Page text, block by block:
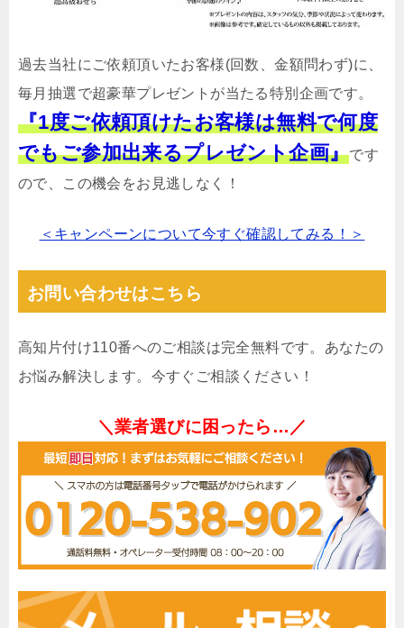
過去当社にご依頼頂いたお客様(回数、金額問わず)に、
毎月抽選で超豪華プレゼントが当たる特別企画です。
『1度ご依頼頂けたお客様は無料で何度
でもご参加出来るプレゼント企画』です
ので、この機会をお見逃しなく！
＜キャンペーンについて今すぐ確認してみる！＞
お問い合わせはこちら
高知片付け110番へのご相談は完全無料です。あなたの
お悩み解決します。今すぐご相談ください！
＼業者選びに困ったら…／